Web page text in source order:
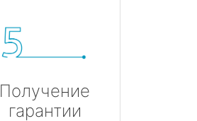
Получение
гарантии